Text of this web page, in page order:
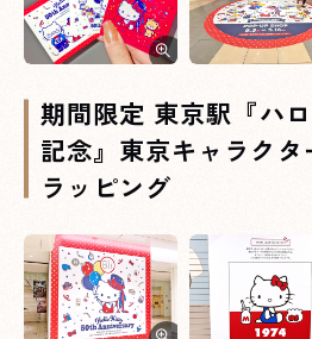
期間限定 東京駅『ハ
記念』東京キャラク
ラッピング